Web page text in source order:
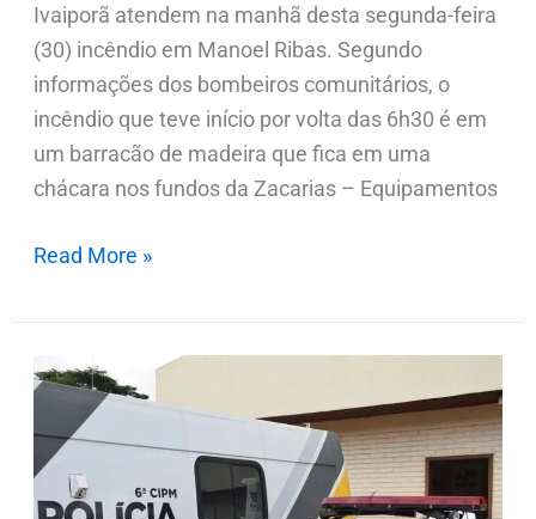
Ivaiporã atendem na manhã desta segunda-feira
(30) incêndio em Manoel Ribas. Segundo
informações dos bombeiros comunitários, o
incêndio que teve início por volta das 6h30 é em
um barracão de madeira que fica em uma
chácara nos fundos da Zacarias – Equipamentos
Read More »
Barracão
recicláveis
e
alvo